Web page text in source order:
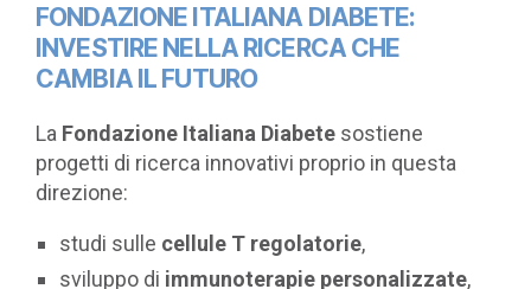
FONDAZIONE ITALIANA DIABETE:
INVESTIRE NELLA RICERCA CHE
CAMBIA IL FUTURO
La Fondazione Italiana Diabete sostiene
progetti di ricerca innovativi proprio in questa
direzione:
studi sulle cellule T regolatorie,
sviluppo di immunoterapie personalizzate,